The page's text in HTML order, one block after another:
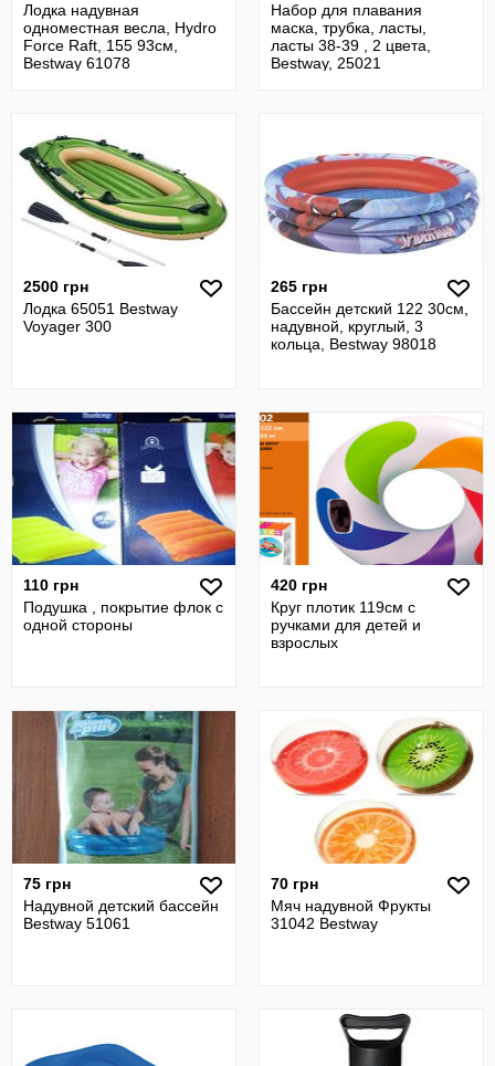
Лодка надувная
одноместная весла, Hydro
Force Raft, 155 93см,
Bestway 61078
Набор для плавания
маска, трубка, ласты,
ласты 38-39 , 2 цвета,
Bestway, 25021
2500 грн
Лодка 65051 Bestway
Voyager 300
265 грн
Бассейн детский 122 30см,
надувной, круглый, 3
кольца, Bestway 98018
110 грн
Подушка , покрытие флок с
одной стороны
420 грн
Круг плотик 119см с
ручками для детей и
взрослых
75 грн
Надувной детский бассейн
Bestway 51061
70 грн
Мяч надувной Фрукты
31042 Bestway